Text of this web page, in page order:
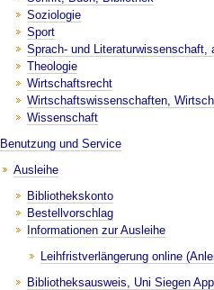
Soziologie
Sport
Sprach- und Literaturwissenschaft,
Theologie
Wirtschaftsrecht
Wirtschaftswissenschaften,
Wissenschaft
Benutzung und Service
Ausleihe
Bibliothekskonto
Bestellvorschlag
Informationen zur Ausleihe
Leihfristverlängerung online
Bibliotheksausweis, Uni Siegen